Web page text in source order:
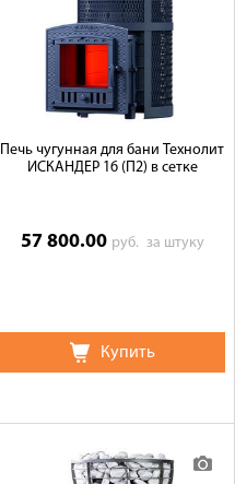
Печь чугунная для бани Технолит
ИСКАНДЕР 16 (П2) в сетке
57 800.00 руб. за штуку
Купить